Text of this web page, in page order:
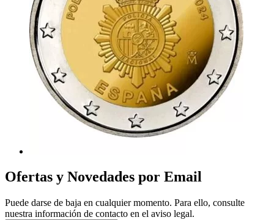
Ofertas y Novedades por Email
Puede darse de baja en cualquier momento. Para ello, consulte
nuestra información de contacto en el aviso legal.